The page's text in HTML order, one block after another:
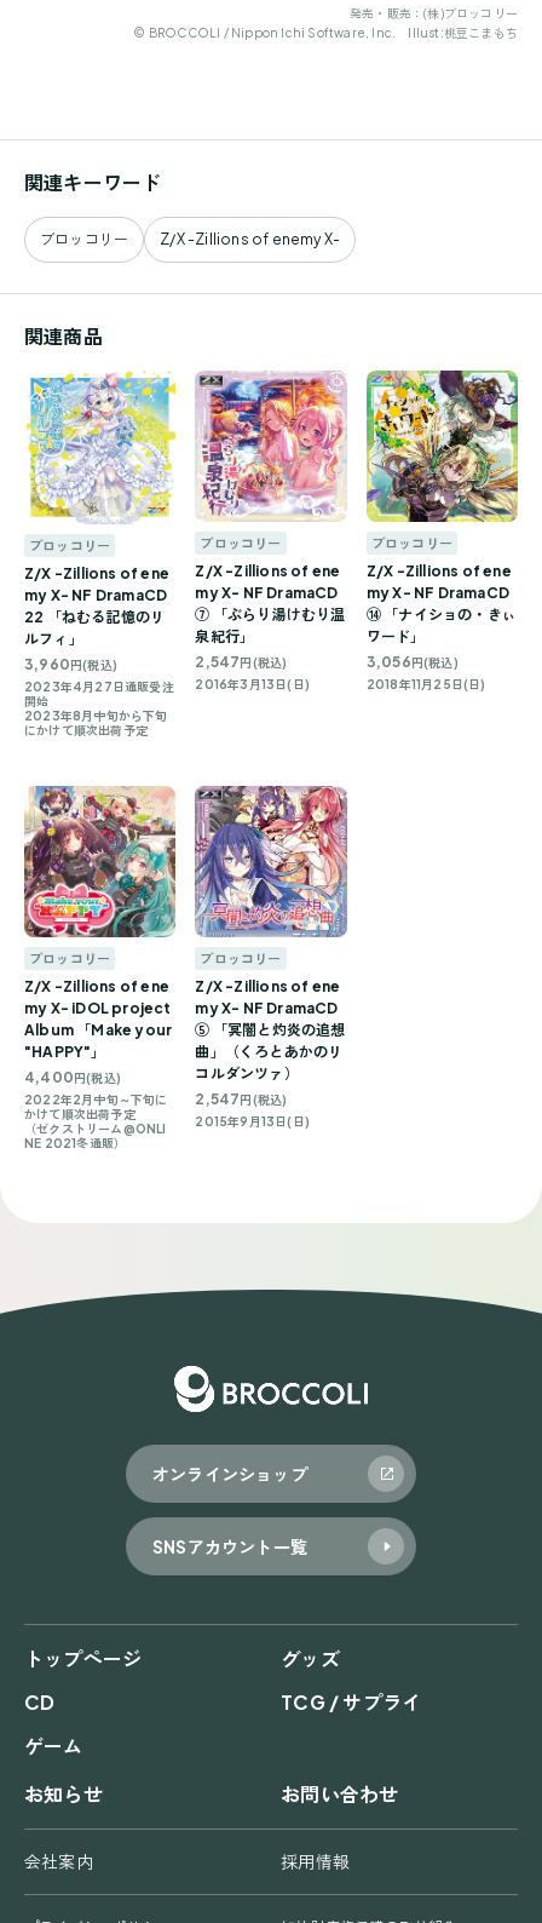
発売・販売：(株)ブロッコリー
© BROCCOLI / Nippon Ichi Software, Inc. Illust:桃豆こまもち
関連キーワード
ブロッコリー Z/X -Zillions of enemy X-
関連商品
ブロッコリー
Z/X -Zillions of ene
my X- NF DramaCD
22 「ねむる記憶のリ
ルフィ」
3,960円(税込)
2023年4月27日通販受注
開始
2023年8月中旬から下旬
にかけて順次出荷予定
ブロッコリー
Z/X -Zillions of ene
my X- NF DramaCD
⑦ 「ぶらり湯けむり温
泉紀行」
2,547円(税込)
2016年3月13日(日)
ブロッコリー
Z/X -Zillions of ene
my X- NF DramaCD
⑭ 「ナイショの・きぃ
ワード」
3,056円(税込)
2018年11月25日(日)
ブロッコリー
Z/X -Zillions of ene
my X- iDOL project
Album 「Make your
"HAPPY"」
4,400円(税込)
2022年2月中旬～下旬に
かけて順次出荷予定
（ゼクストリーム@ONLI
NE 2021冬通販）
ブロッコリー
Z/X -Zillions of ene
my X- NF DramaCD
⑤ 「冥闇と灼炎の追想
曲」（くろとあかのリ
コルダンツァ）
2,547円(税込)
2015年9月13日(日)
オンラインショップ
SNSアカウント一覧
トップページ
グッズ
CD
TCG / サプライ
ゲーム
お知らせ
お問い合わせ
会社案内 採用情報